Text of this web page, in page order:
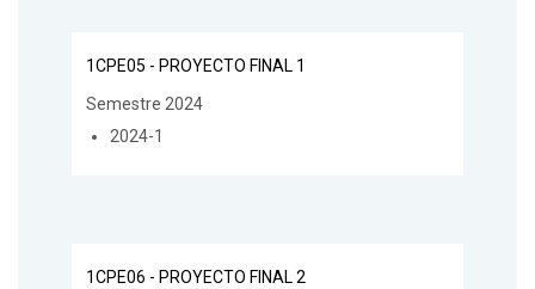
1CPE05 - PROYECTO FINAL 1
Semestre 2024
2024-1
1CPE06 - PROYECTO FINAL 2